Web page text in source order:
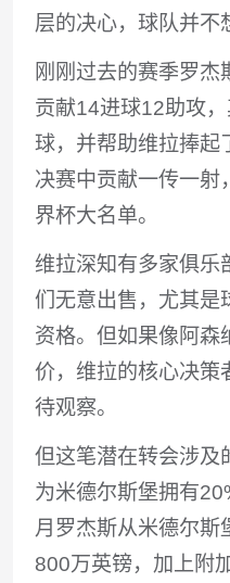
层的决心，球队并不
刚刚过去的赛季罗
贡献14进球12助攻
球，并帮助维拉捧起
决赛中贡献一传一射
界杯大名单。
维拉深知有多家俱乐
们无意出售，尤其是
资格。但如果像阿森
价，维拉的核心决策
待观察。
但这笔潜在转会涉及
为米德尔斯堡拥有
月罗杰斯从米德尔斯
800万英镑，加上附